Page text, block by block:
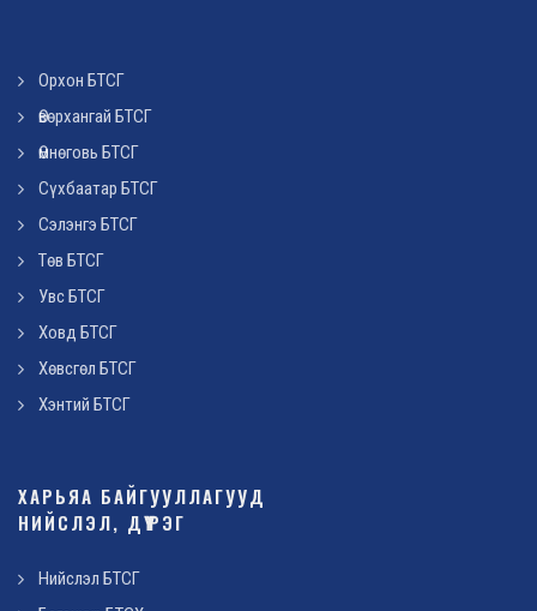
Орхон БТСГ
Өвөрхангай БТСГ
Өмнөговь БТСГ
Сүхбаатар БТСГ
Сэлэнгэ БТСГ
Төв БТСГ
Увс БТСГ
Ховд БТСГ
Хөвсгөл БТСГ
Хэнтий БТСГ
ХАРЬЯА БАЙГУУЛЛАГУУД
НИЙСЛЭЛ, ДҮҮРЭГ
Нийслэл БТСГ